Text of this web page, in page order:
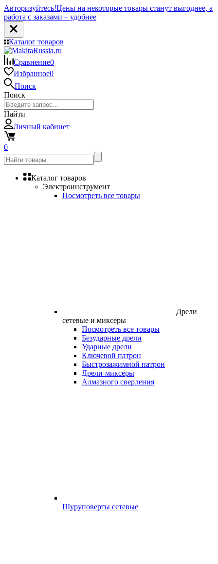
Авторизуйтесь!Цены на некоторые товары станут выгоднее, а
работа с заказами – удобнее
Каталог товаров
Сравнение0
Избранное0
Поиск
Поиск
Найти
Личный кабинет
0
Каталог товаров
Электроинструмент
Посмотреть все товары
Дрели
сетевые и миксеры
Посмотреть все товары
Безударные дрели
Ударные дрели
Ключевой патрон
Быстрозажимной патрон
Дрели-миксеры
Алмазного сверления
Шуруповерты сетевые